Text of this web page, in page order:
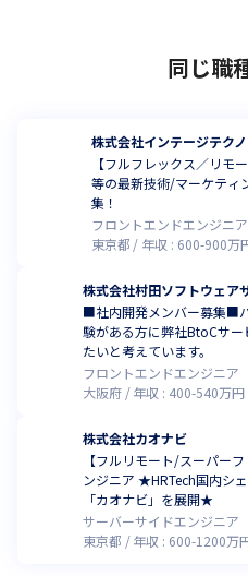
同じ職
株式会社インテージテク
【フルフレックス／リモ
等の最新技術/マーケティ
集！
フロントエンドエンジニア
東京都
年収 : 600-900万
株式会社村田ソフトウェア
■社内開発メンバー募集■
験がある方に弊社BtoCサ
たいと考えています。
フロントエンドエンジニア
大阪府
年収 : 400-540万円
株式会社カオナビ
【フルリモート/スーパー
ンジニア ★HRTech国内シ
「カオナビ」を展開★
サーバーサイドエンジニア
東京都
年収 : 600-1200万